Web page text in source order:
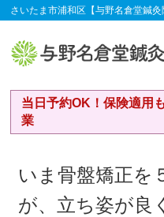
さいたま市浦和区【与野名倉堂鍼
当日予約OK！保険適用
業
いま骨盤矯正を
が、立ち姿が良